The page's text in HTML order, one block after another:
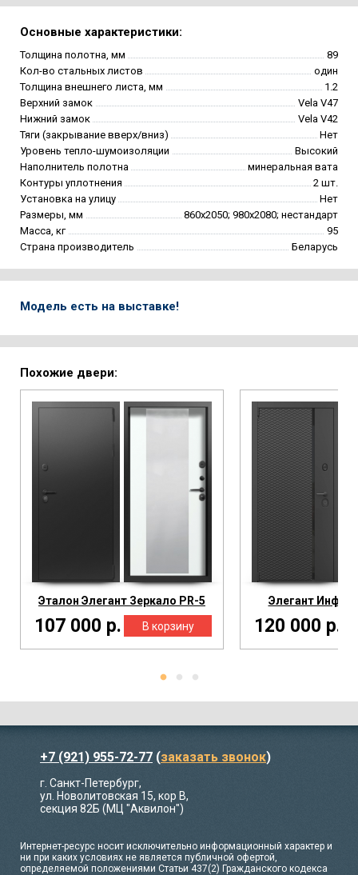
Основные характеристики:
Толщина полотна, мм
89
Кол-во стальных листов
один
Толщина внешнего листа, мм
1.2
Верхний замок
Vela V47
Нижний замок
Vela V42
Тяги (закрывание вверх/вниз)
Нет
Уровень тепло-шумоизоляции
Высокий
Наполнитель полотна
минеральная вата
Контуры уплотнения
2 шт.
Установка на улицу
Нет
Размеры, мм
860х2050; 980х2080; нестандарт
Масса, кг
95
Страна производитель
Беларусь
Модель есть на выставке!
Похожие двери:
Эталон Элегант Зеркало PR-5
107 000 р.
Элегант
120 000 р.
+7 (921) 955-72-77 (заказать звонок)
г. Санкт-Петербург,
ул. Новолитовская 15, кор В,
секция 82Б (МЦ "Аквилон")
Интернет-ресурс носит исключительно информационный характер и
ни при каких условиях не является публичной офертой,
определяемой положениями Статьи 437(2) Гражданского кодекса